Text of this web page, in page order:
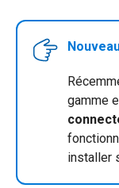
gamme
installer